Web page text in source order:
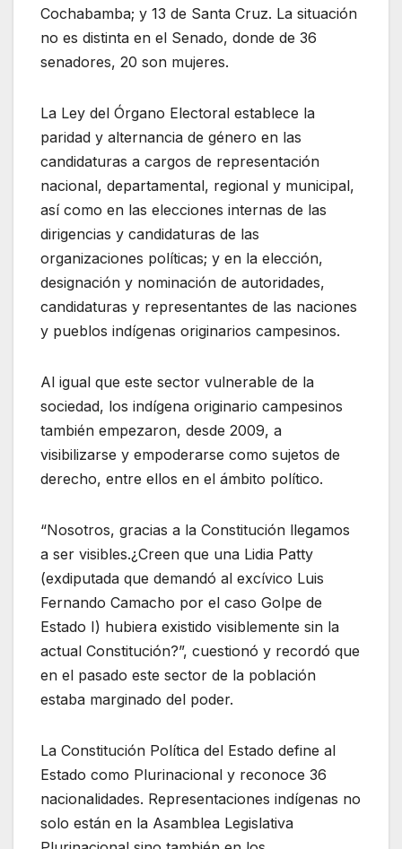
Cochabamba; y 13 de Santa Cruz. La situación
no es distinta en el Senado, donde de 36
senadores, 20 son mujeres.
La Ley del Órgano Electoral establece la
paridad y alternancia de género en las
candidaturas a cargos de representación
nacional, departamental, regional y municipal,
así como en las elecciones internas de las
dirigencias y candidaturas de las
organizaciones políticas; y en la elección,
designación y nominación de autoridades,
candidaturas y representantes de las naciones
y pueblos indígenas originarios campesinos.
Al igual que este sector vulnerable de la
sociedad, los indígena originario campesinos
también empezaron, desde 2009, a
visibilizarse y empoderarse como sujetos de
derecho, entre ellos en el ámbito político.
“Nosotros, gracias a la Constitución llegamos
a ser visibles.¿Creen que una Lidia Patty
(exdiputada que demandó al excívico Luis
Fernando Camacho por el caso Golpe de
Estado I) hubiera existido visiblemente sin la
actual Constitución?”, cuestionó y recordó que
en el pasado este sector de la población
estaba marginado del poder.
La Constitución Política del Estado define al
Estado como Plurinacional y reconoce 36
nacionalidades. Representaciones indígenas no
solo están en la Asamblea Legislativa